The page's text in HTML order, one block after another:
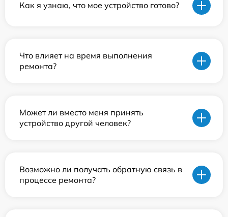
Как я узнаю, что мое устройство готово?
Что влияет на время выполнения
ремонта?
Может ли вместо меня принять
устройство другой человек?
Возможно ли получать обратную связь в
процессе ремонта?